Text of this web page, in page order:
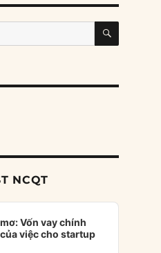
SEARCH
NCQT
Vốn vay chính
việc cho startup